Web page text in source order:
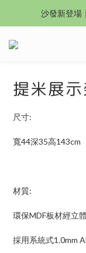
沙發新登場
沙發新登場
奶油沙發8
沙發新登場
提米展示
尺寸:
寬44深35高143cm
材質:
環保MDF板材經立
採用系統式1.0mm